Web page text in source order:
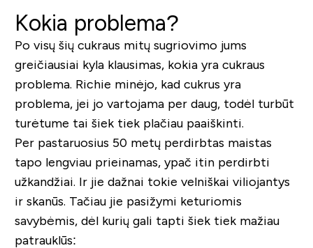
Kokia problema?
Po visų šių cukraus mitų sugriovimo jums
greičiausiai kyla klausimas, kokia yra cukraus
problema. Richie minėjo, kad cukrus yra
problema, jei jo vartojama per daug, todėl turbūt
turėtume tai šiek tiek plačiau paaiškinti.
Per pastaruosius 50 metų perdirbtas maistas
tapo lengviau prieinamas, ypač itin perdirbti
užkandžiai. Ir jie dažnai tokie velniškai viliojantys
ir skanūs. Tačiau jie pasižymi keturiomis
savybėmis, dėl kurių gali tapti šiek tiek mažiau
patrauklūs: